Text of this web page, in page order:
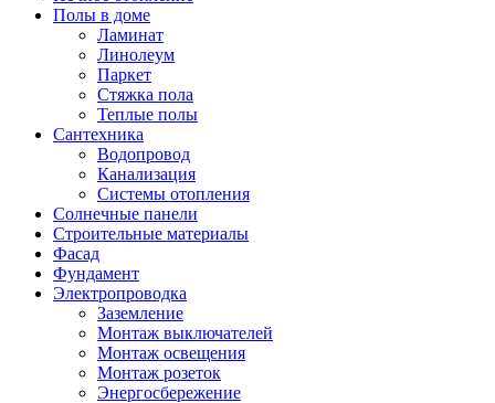
Полы в доме
Ламинат
Линолеум
Паркет
Стяжка пола
Теплые полы
Сантехника
Водопровод
Канализация
Системы отопления
Солнечные панели
Строительные материалы
Фасад
Фундамент
Электропроводка
Заземление
Монтаж выключателей
Монтаж освещения
Монтаж розеток
Энергосбережение